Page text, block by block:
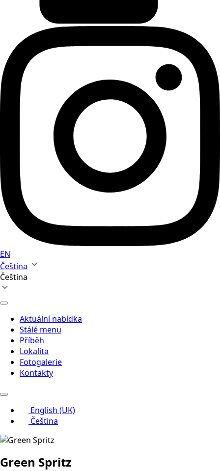
EN
Čeština
Čeština
Aktuální nabídka
Stálé menu
Příběh
Lokalita
Fotogalerie
Kontakty
English (UK)
Čeština
Green Spritz